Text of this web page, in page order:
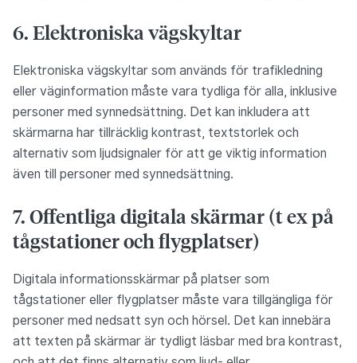
6. Elektroniska vägskyltar
Elektroniska vägskyltar som används för trafikledning
eller väginformation måste vara tydliga för alla, inklusive
personer med synnedsättning. Det kan inkludera att
skärmarna har tillräcklig kontrast, textstorlek och
alternativ som ljudsignaler för att ge viktig information
även till personer med synnedsättning.
7. Offentliga digitala skärmar (t ex på
tågstationer och flygplatser)
Digitala informationsskärmar på platser som
tågstationer eller flygplatser måste vara tillgängliga för
personer med nedsatt syn och hörsel. Det kan innebära
att texten på skärmar är tydligt läsbar med bra kontrast,